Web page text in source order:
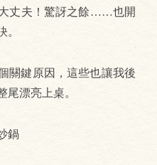
丈夫！驚訝之餘……也開
關鍵原因，這些也讓我後
漂亮上桌。
鍋